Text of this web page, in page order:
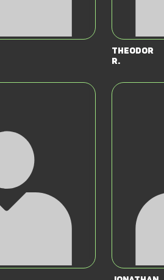
Theodor
R.